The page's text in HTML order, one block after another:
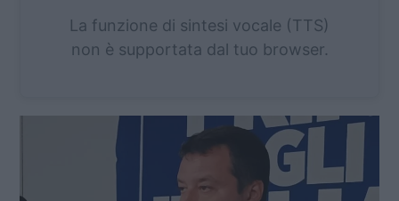
La funzione di sintesi vocale (TTS)
non è supportata dal tuo browser.